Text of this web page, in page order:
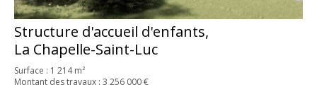
Structure d'accueil d'enfants,
La Chapelle-Saint-Luc
Surface : 1 214 m²
Montant des travaux : 3 256 000 €